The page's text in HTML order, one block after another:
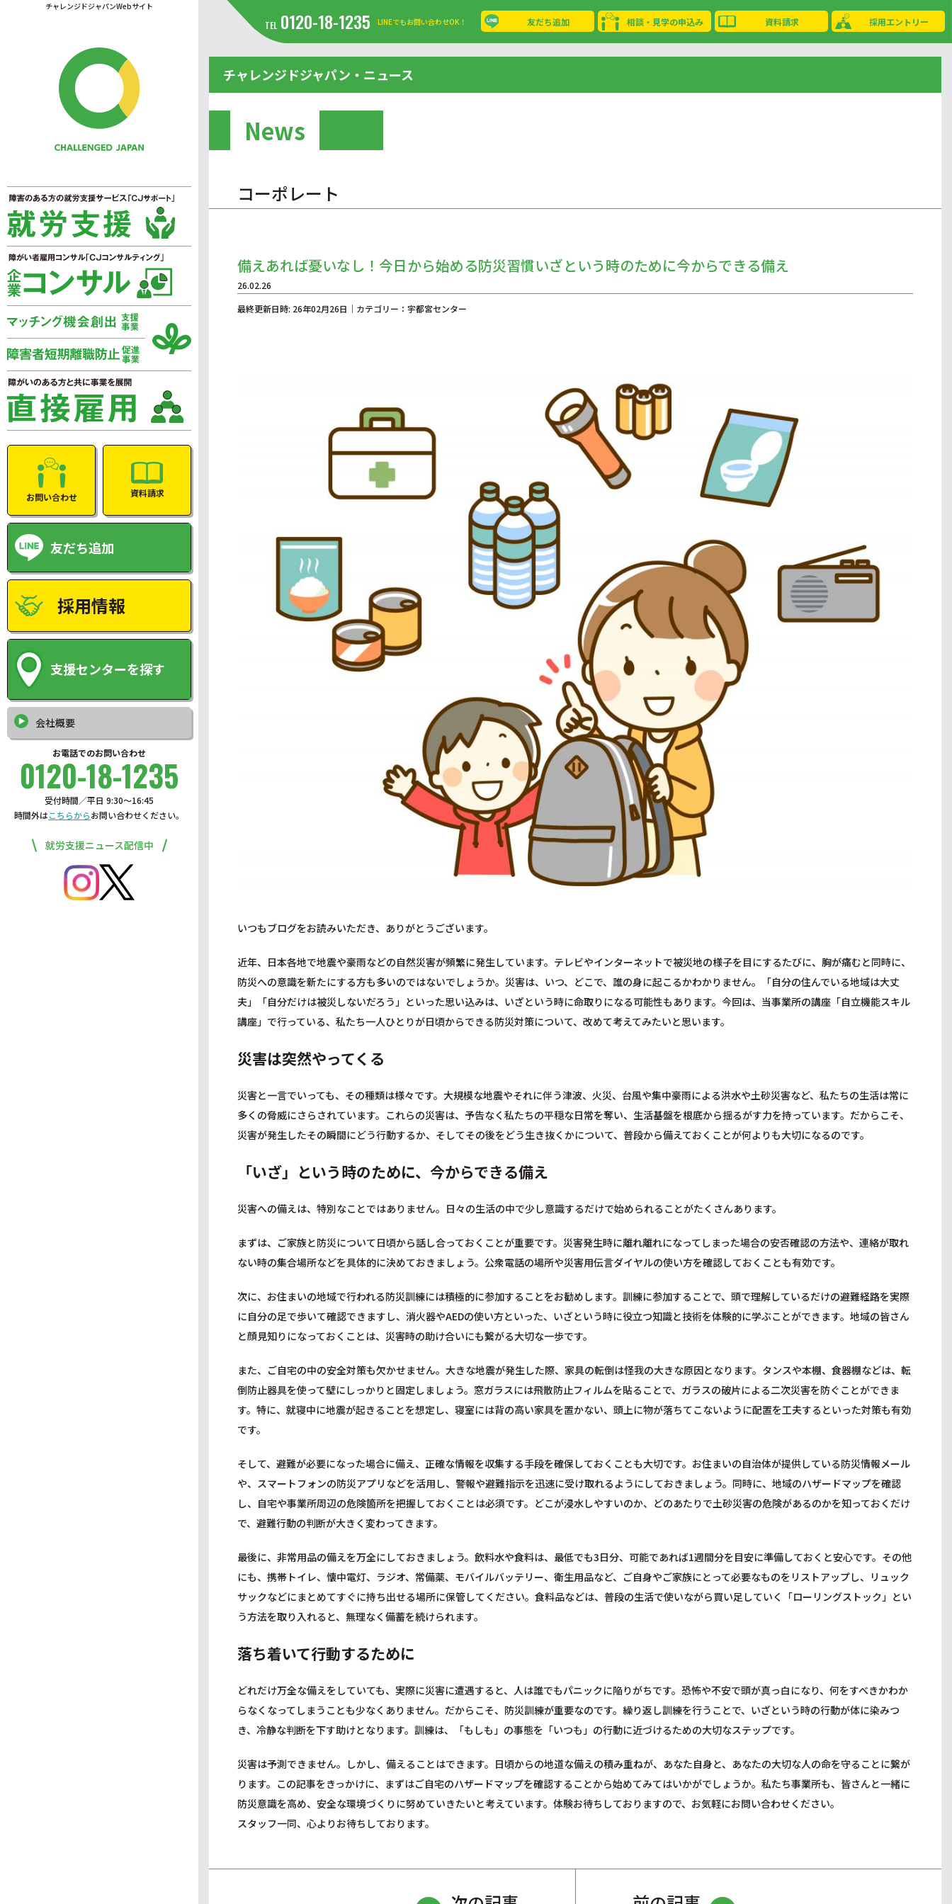
チャレンジドジャパンWebサイト
お問い合わせ 資料請求
友だち追加
採用情報
支援センターを探す
会社概要
お電話でのお問い合わせ
0120-18-1235
受付時間／平日 9:30〜16:45
時間外はこちらからお問い合わせください。
就労支援ニュース配信中
TEL 0120-18-1235 LINEでもお問い合わせOK！ 友だち追加 相談・見学の申込み 資料請求 採用エントリー
チャレンジドジャパン・ニュース
News
コーポレート
備えあれば憂いなし！今日から始める防災習慣いざという時のために今からできる備え
26.02.26
最終更新日時: 26年02月26日｜カテゴリー：宇都宮センター
いつもブログをお読みいただき、ありがとうございます。
近年、日本各地で地震や豪雨などの自然災害が頻繁に発生しています。テレビやインターネットで被災地の様子を目にするたびに、胸が痛むと同時に、
防災への意識を新たにする方も多いのではないでしょうか。災害は、いつ、どこで、誰の身に起こるかわかりません。「自分の住んでいる地域は大丈
夫」「自分だけは被災しないだろう」といった思い込みは、いざという時に命取りになる可能性もあります。今回は、当事業所の講座「自立機能スキル
講座」で行っている、私たち一人ひとりが日頃からできる防災対策について、改めて考えてみたいと思います。
災害は突然やってくる
災害と一言でいっても、その種類は様々です。大規模な地震やそれに伴う津波、火災、台風や集中豪雨による洪水や土砂災害など、私たちの生活は常に
多くの脅威にさらされています。これらの災害は、予告なく私たちの平穏な日常を奪い、生活基盤を根底から揺るがす力を持っています。だからこそ、
災害が発生したその瞬間にどう行動するか、そしてその後をどう生き抜くかについて、普段から備えておくことが何よりも大切になるのです。
「いざ」という時のために、今からできる備え
災害への備えは、特別なことではありません。日々の生活の中で少し意識するだけで始められることがたくさんあります。
まずは、ご家族と防災について日頃から話し合っておくことが重要です。災害発生時に離れ離れになってしまった場合の安否確認の方法や、連絡が取れ
ない時の集合場所などを具体的に決めておきましょう。公衆電話の場所や災害用伝言ダイヤルの使い方を確認しておくことも有効です。
次に、お住まいの地域で行われる防災訓練には積極的に参加することをお勧めします。訓練に参加することで、頭で理解しているだけの避難経路を実際
に自分の足で歩いて確認できますし、消火器やAEDの使い方といった、いざという時に役立つ知識と技術を体験的に学ぶことができます。地域の皆さん
と顔見知りになっておくことは、災害時の助け合いにも繋がる大切な一歩です。
また、ご自宅の中の安全対策も欠かせません。大きな地震が発生した際、家具の転倒は怪我の大きな原因となります。タンスや本棚、食器棚などは、転
倒防止器具を使って壁にしっかりと固定しましょう。窓ガラスには飛散防止フィルムを貼ることで、ガラスの破片による二次災害を防ぐことができま
す。特に、就寝中に地震が起きることを想定し、寝室には背の高い家具を置かない、頭上に物が落ちてこないように配置を工夫するといった対策も有効
です。
そして、避難が必要になった場合に備え、正確な情報を収集する手段を確保しておくことも大切です。お住まいの自治体が提供している防災情報メール
や、スマートフォンの防災アプリなどを活用し、警報や避難指示を迅速に受け取れるようにしておきましょう。同時に、地域のハザードマップを確認
し、自宅や事業所周辺の危険箇所を把握しておくことは必須です。どこが浸水しやすいのか、どのあたりで土砂災害の危険があるのかを知っておくだけ
で、避難行動の判断が大きく変わってきます。
最後に、非常用品の備えを万全にしておきましょう。飲料水や食料は、最低でも3日分、可能であれば1週間分を目安に準備しておくと安心です。その他
にも、携帯トイレ、懐中電灯、ラジオ、常備薬、モバイルバッテリー、衛生用品など、ご自身やご家族にとって必要なものをリストアップし、リュック
サックなどにまとめてすぐに持ち出せる場所に保管してください。食料品などは、普段の生活で使いながら買い足していく「ローリングストック」とい
う方法を取り入れると、無理なく備蓄を続けられます。
落ち着いて行動するために
どれだけ万全な備えをしていても、実際に災害に遭遇すると、人は誰でもパニックに陥りがちです。恐怖や不安で頭が真っ白になり、何をすべきかわか
らなくなってしまうことも少なくありません。だからこそ、防災訓練が重要なのです。繰り返し訓練を行うことで、いざという時の行動が体に染みつ
き、冷静な判断を下す助けとなります。訓練は、「もしも」の事態を「いつも」の行動に近づけるための大切なステップです。
災害は予測できません。しかし、備えることはできます。日頃からの地道な備えの積み重ねが、あなた自身と、あなたの大切な人の命を守ることに繋が
ります。この記事をきっかけに、まずはご自宅のハザードマップを確認することから始めてみてはいかがでしょうか。私たち事業所も、皆さんと一緒に
防災意識を高め、安全な環境づくりに努めていきたいと考えています。体験お待ちしておりますので、お気軽にお問い合わせください。
スタッフ一同、心よりお待ちしております。